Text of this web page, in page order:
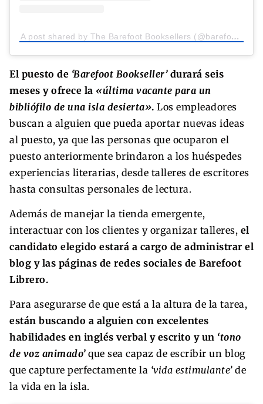
A post shared by The Barefoot Booksellers (@barefootbooksellers)
El puesto de ‘Barefoot Bookseller’ durará seis
meses y ofrece la «última vacante para un
bibliófilo de una isla desierta». Los empleadores
buscan a alguien que pueda aportar nuevas ideas
al puesto, ya que las personas que ocuparon el
puesto anteriormente brindaron a los huéspedes
experiencias literarias, desde talleres de escritores
hasta consultas personales de lectura.
Además de manejar la tienda emergente,
interactuar con los clientes y organizar talleres, el
candidato elegido estará a cargo de administrar el
blog y las páginas de redes sociales de Barefoot
Librero.
Para asegurarse de que está a la altura de la tarea,
están buscando a alguien con excelentes
habilidades en inglés verbal y escrito y un ‘tono
de voz animado’ que sea capaz de escribir un blog
que capture perfectamente la ‘vida estimulante’ de
la vida en la isla.